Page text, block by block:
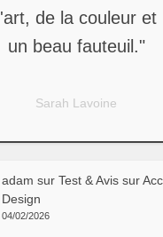
l'art, de la couleur et
un beau fauteuil."
Sarah Lavoine
adam sur Test & Avis sur
Design
04/02/2026